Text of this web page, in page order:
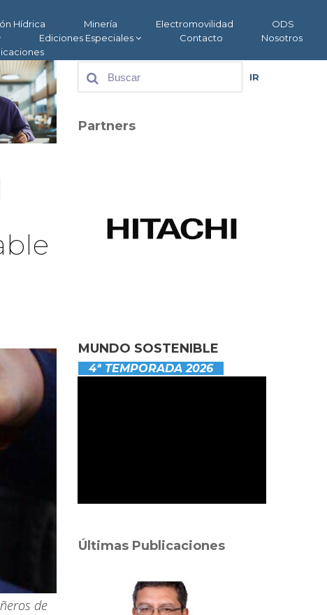
Hídrica Minería Electromovilidad
ODS
Ediciones Especiales Contacto
Nosotros
de
IR
Partners
MUNDO SOSTENIBLE
4ª TEMPORADA 2026
Últimas Publicaciones